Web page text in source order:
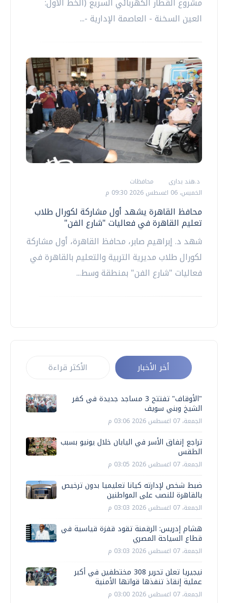
العين السخنة - العاصمة الإدارية -...
د.هند بدارى
محافظات
الخميس، 06 اغسطس 2026 09:30 م
محافظ القاهرة يشهد أول مشاركة لكورال طلاب
تعليم القاهرة في فعاليات "شارع الفن"
شهد د. إبراهيم صابر، محافظ القاهرة، أول مشاركة
لكورال طلاب مديرية التربية والتعليم بالقاهرة في
فعاليات "شارع الفن" بمنطقة وسط...
أخر الأخبار الأكثر قراءة
"الأوقاف" تفتتح 3 مساجد جديدة في كفر
الشيخ وبني سويف
الجمعة، 07 اغسطس 2026 03:06 م
تراجع إنفاق الأسر في اليابان خلال يونيو بسبب
الطقس
الجمعة، 07 اغسطس 2026 03:05 م
ضبط شخص لإدارته كيانا تعليميا بدون ترخيص
بالقاهرة للنصب على المواطنين
الجمعة، 07 اغسطس 2026 03:03 م
هشام إدريس: الرقمنة تقود قفزة قياسية في
قطاع السياحة المصري
الجمعة، 07 اغسطس 2026 03:03 م
نيجيريا تعلن تحرير 308 مختطفين في أكبر
عملية إنقاذ تنفذها قواتها الأمنية
الجمعة، 07 اغسطس 2026 03:00 م